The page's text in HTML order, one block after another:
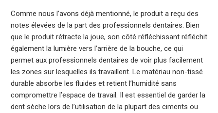
Comme nous l’avons déjà mentionné, le produit a reçu des
notes élevées de la part des professionnels dentaires. Bien
que le produit rétracte la joue, son côté réfléchissant réfléchit
également la lumière vers l’arrière de la bouche, ce qui
permet aux professionnels dentaires de voir plus facilement
les zones sur lesquelles ils travaillent. Le matériau non-tissé
durable absorbe les fluides et retient l’humidité sans
compromettre l’espace de travail. Il est essentiel de garder la
dent sèche lors de l’utilisation de la plupart des ciments ou